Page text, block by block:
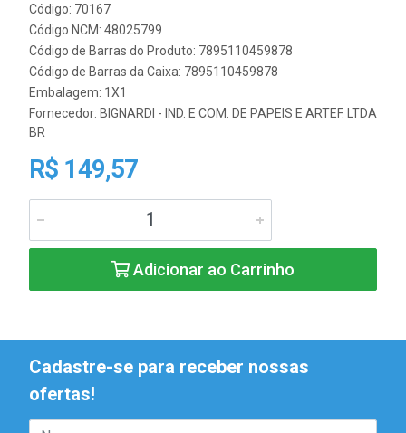
Código: 70167
Código NCM: 48025799
Código de Barras do Produto: 7895110459878
Código de Barras da Caixa: 7895110459878
Embalagem: 1X1
Fornecedor: BIGNARDI - IND. E COM. DE PAPEIS E ARTEF. LTDA
BR
R$ 149,57
Adicionar ao Carrinho
Cadastre-se para receber nossas
ofertas!